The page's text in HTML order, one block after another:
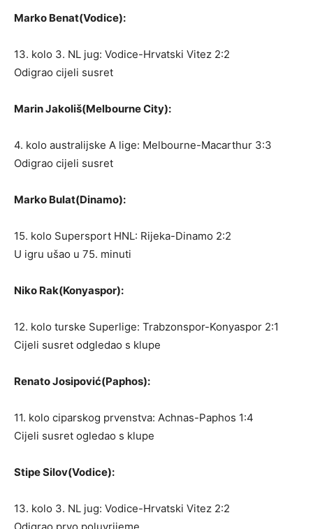
Marko Benat(Vodice):
13. kolo 3. NL jug: Vodice-Hrvatski Vitez 2:2
Odigrao cijeli susret
Marin Jakoliš(Melbourne City):
4. kolo australijske A lige: Melbourne-Macarthur 3:3
Odigrao cijeli susret
Marko Bulat(Dinamo):
15. kolo Supersport HNL: Rijeka-Dinamo 2:2
U igru ušao u 75. minuti
Niko Rak(Konyaspor):
12. kolo turske Superlige: Trabzonspor-Konyaspor 2:1
Cijeli susret odgledao s klupe
Renato Josipović(Paphos):
11. kolo ciparskog prvenstva: Achnas-Paphos 1:4
Cijeli susret ogledao s klupe
Stipe Silov(Vodice):
13. kolo 3. NL jug: Vodice-Hrvatski Vitez 2:2
Odigrao prvo poluvrijeme